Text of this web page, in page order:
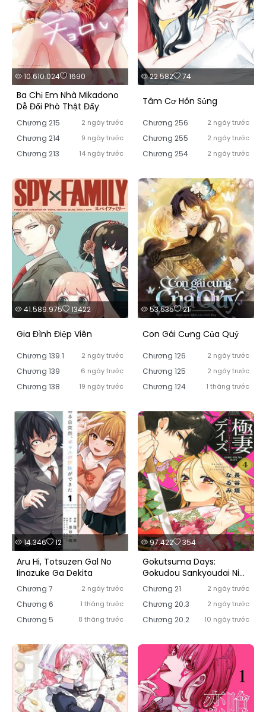
10.610.024 1690
Ba Chị Em Nhà Mikadono
Dễ Đối Phó Thật Đấy
Chương 215 2 ngày trước
Chương 214 9 ngày trước
Chương 213 14 ngày trước
22.582 74
Tâm Cơ Hôn Sủng
Chương 256 2 ngày trước
Chương 255 2 ngày trước
Chương 254 2 ngày trước
41.589.975 13422
Gia Đình Điệp Viên
Chương 139.1 2 ngày trước
Chương 139 6 ngày trước
Chương 138 19 ngày trước
53.535 21
Con Gái Cưng Của Quỷ
Chương 126 2 ngày trước
Chương 125 2 ngày trước
Chương 124 1 tháng trước
14.346 12
Aru Hi, Totsuzen Gal No
Iinazuke Ga Dekita
Chương 7 2 ngày trước
Chương 6 1 tháng trước
Chương 5 8 tháng trước
97.422 354
Gokutsuma Days:
Gokudou Sankyoudai Ni
Semaretemasu
Chương 21 2 ngày trước
Chương 20.3 2 ngày trước
Chương 20.2 10 ngày trước